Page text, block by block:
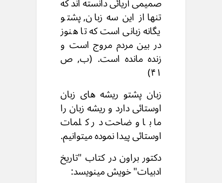
تنها از این سه زبان, پشتو
یگانه زبانی است که تا هنوز
در بین مردم مروج است و
زنده مانده است. (ب, ص
۴۱)
زبان پشتو ریشه های زبان
اوستائی دارد و ریشه زبان را
ما با وضاحت در کلمات
اوستائی پیدا نموده میتوانیم.
دکتور براون در کتاب "تاریخ
ادبیات" خویش مینویسد: